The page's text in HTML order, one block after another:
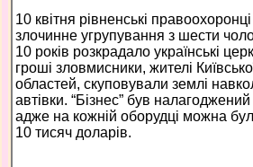
10 квітня рівненські
злочинне угрупування з шести
10 років розкрадало українські
гроші зловмисники, жителі
областей, скуповували землі
автівки. “Бізнес” був
адже на кожній оборудці можна
10 тисяч доларів.